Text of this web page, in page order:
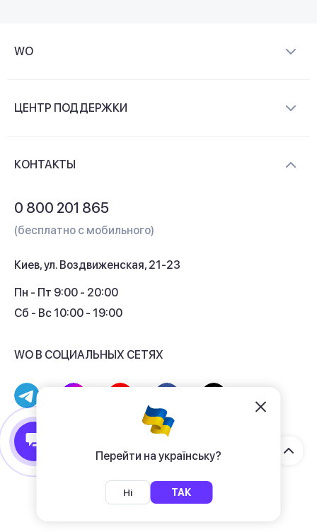
Перейти на українську?
Ні ТАК
WO
Контакты
ЦЕНТР ПОДДЕРЖКИ
Кэшбек
КОНТАКТЫ
0 800 201 865
(бесплатно с мобильного)
Киев, ул. Воздвиженская, 21-23
Пн - Пт 9:00 - 20:00
Сб - Вс 10:00 - 19:00
WO В СОЦИАЛЬНЫХ СЕТЯХ
Договор публичной оферты
Политика конфиденциальности